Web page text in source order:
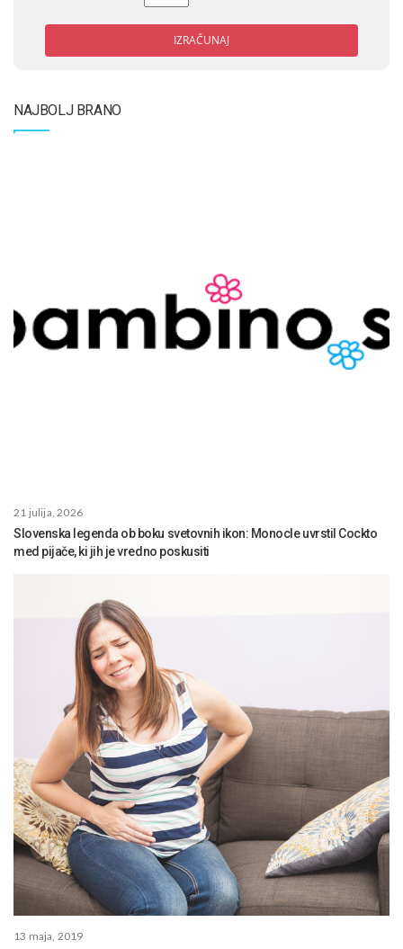
IZRAČUNAJ
NAJBOLJ BRANO
21 julija, 2026
Slovenska legenda ob boku svetovnih ikon: Monocle uvrstil Cockto
med pijače, ki jih je vredno poskusiti
13 maja, 2019